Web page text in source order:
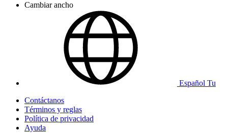
Cambiar ancho
Español Tu
Contáctanos
Términos y reglas
Política de privacidad
Ayuda